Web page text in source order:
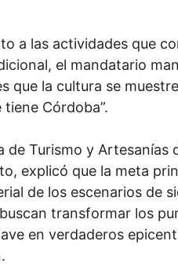
a las actividades que
el mandatario
que la cultura se
Córdoba”.
de Turismo y Artesanías
explicó que la meta
de los escenarios de
transformar los
en verdaderos